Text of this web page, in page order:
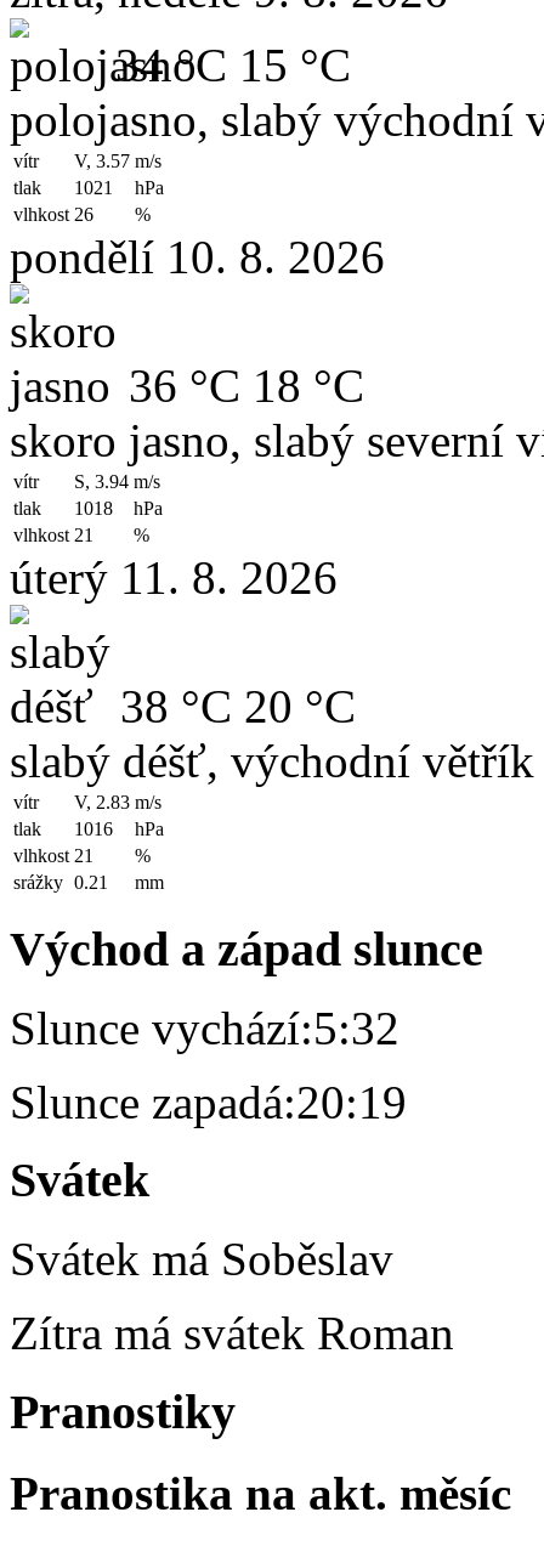
34 °C 15 °C
polojasno, slabý východní
vítr V, 3.57 m/s
tlak
1021
hPa
vlhkost 26 %
pondělí 10. 8. 2026
36 °C 18 °C
skoro jasno, slabý severní
vítr S, 3.94 m/s
tlak
1018
hPa
vlhkost 21 %
úterý 11. 8. 2026
38 °C 20 °C
slabý déšť, východní větřík
vítr V, 2.83 m/s
tlak
1016
hPa
vlhkost 21
%
srážky 0.21 mm
Východ a západ slunce
Slunce vychází:5:32
Slunce zapadá:20:19
Svátek
Svátek má Soběslav
Zítra má svátek Roman
Pranostiky
Pranostika na akt. měsíc